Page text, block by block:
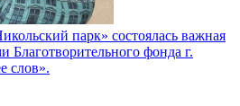
парк» состоялась важная
Благотворительного фонда г.
слов».